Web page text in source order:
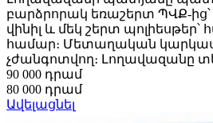
բարձրորակ եռաշերտ ՊՎՔ-
վինիլ և մեկ շերտ
համար։ Մետաղական
չժանգոտվող։ Լողավազանը
90 000 դրամ
80 000 դրամ
Ավելացնել